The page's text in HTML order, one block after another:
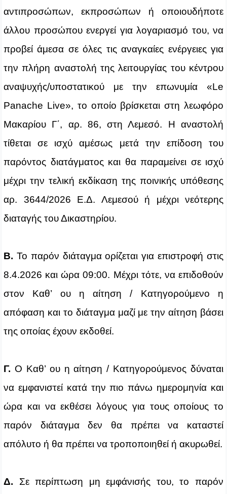
αντιπροσώπων, εκπροσώπων ή οποιουδήποτε
άλλου προσώπου ενεργεί για λογαριασμό του, να
προβεί άμεσα σε όλες τις αναγκαίες ενέργειες για
την πλήρη αναστολή της λειτουργίας του κέντρου
αναψυχής/υποστατικού με την επωνυμία «Le
Panache Live», το οποίο βρίσκεται στη λεωφόρο
Μακαρίου Γ΄, αρ. 86, στη Λεμεσό. Η αναστολή
τίθεται σε ισχύ αμέσως μετά την επίδοση του
παρόντος διατάγματος και θα παραμείνει σε ισχύ
μέχρι την τελική εκδίκαση της ποινικής υπόθεσης
αρ. 3644/2026 Ε.Δ. Λεμεσού ή μέχρι νεότερης
διαταγής του Δικαστηρίου.
Β. Το παρόν διάταγμα ορίζεται για επιστροφή στις
8.4.2026 και ώρα 09:00. Μέχρι τότε, να επιδοθούν
στον Καθ’ ου η αίτηση / Κατηγορούμενο η
απόφαση και το διάταγμα μαζί με την αίτηση βάσει
της οποίας έχουν εκδοθεί.
Γ. Ο Καθ’ ου η αίτηση / Κατηγορούμενος δύναται
να εμφανιστεί κατά την πιο πάνω ημερομηνία και
ώρα και να εκθέσει λόγους για τους οποίους το
παρόν διάταγμα δεν θα πρέπει να καταστεί
απόλυτο ή θα πρέπει να τροποποιηθεί ή ακυρωθεί.
Δ. Σε περίπτωση μη εμφάνισής του, το παρόν